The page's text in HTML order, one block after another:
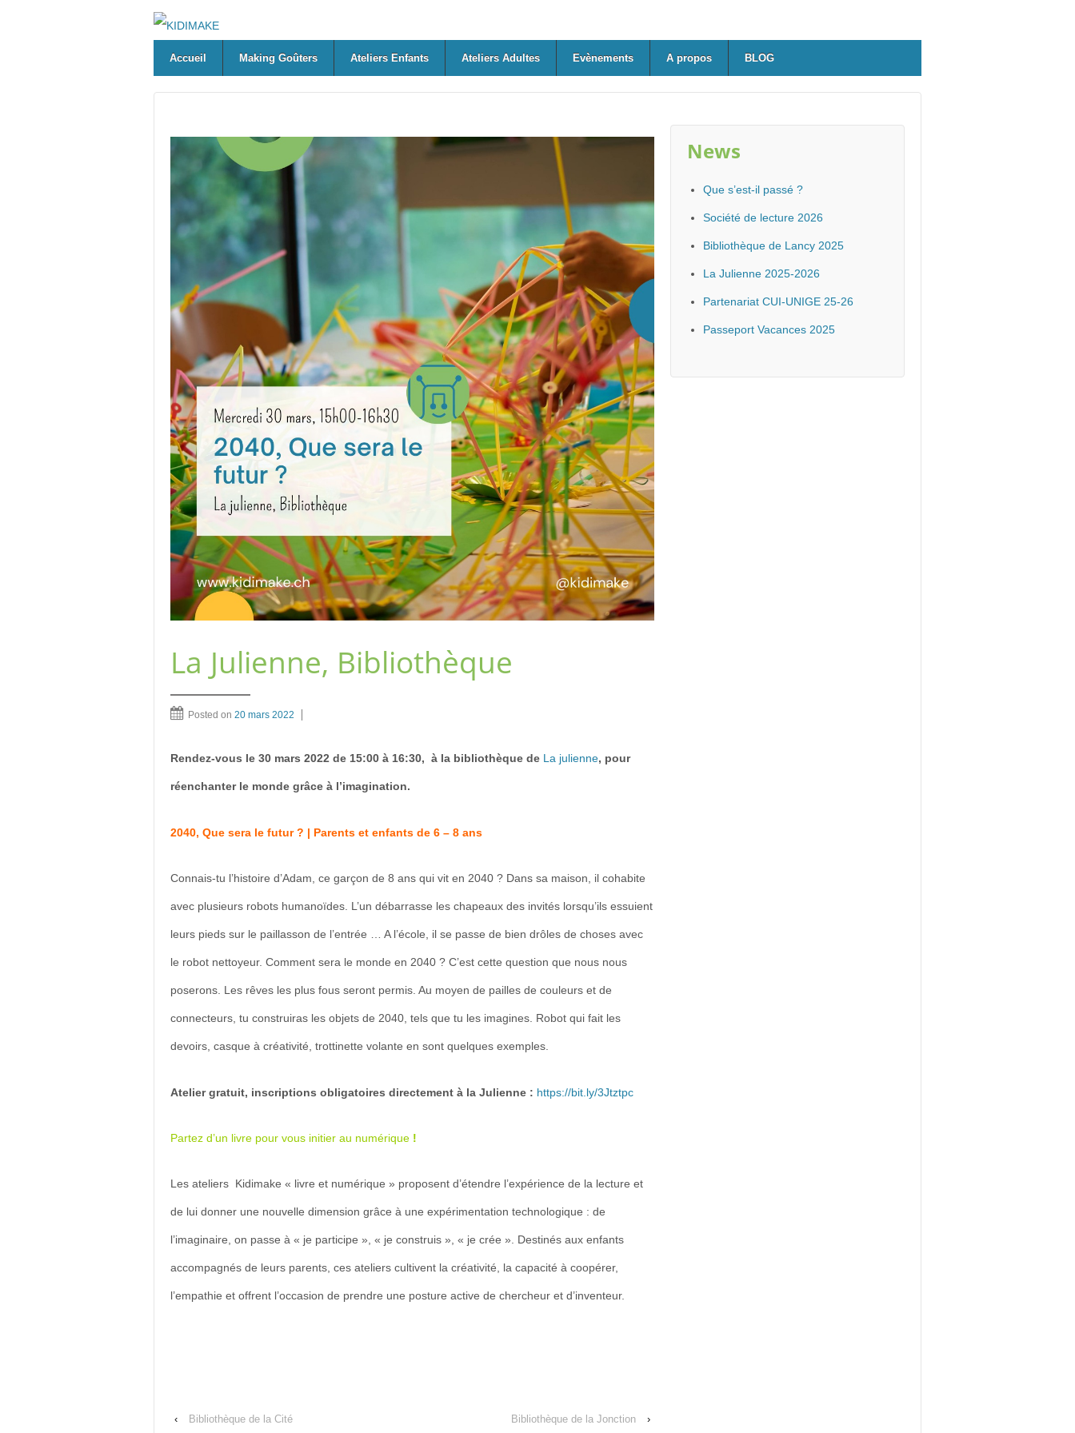
Accueil Making Goûters Ateliers Enfants Ateliers Adultes Evènements A propos BLOG
La Julienne, Bibliothèque
Posted on 20 mars 2022
Rendez-vous le 30 mars 2022 de 15:00 à 16:30, à la bibliothèque de La julienne, pour
réenchanter le monde grâce à l’imagination.
2040, Que sera le futur ? | Parents et enfants de 6 – 8 ans
Connais-tu l’histoire d’Adam, ce garçon de 8 ans qui vit en 2040 ? Dans sa maison, il cohabite
avec plusieurs robots humanoïdes. L’un débarrasse les chapeaux des invités lorsqu’ils essuient
leurs pieds sur le paillasson de l’entrée … A l’école, il se passe de bien drôles de choses avec
le robot nettoyeur. Comment sera le monde en 2040 ? C’est cette question que nous nous
poserons. Les rêves les plus fous seront permis. Au moyen de pailles de couleurs et de
connecteurs, tu construiras les objets de 2040, tels que tu les imagines. Robot qui fait les
devoirs, casque à créativité, trottinette volante en sont quelques exemples.
Atelier gratuit, inscriptions obligatoires directement à la Julienne : https://bit.ly/3Jtztpc
Partez d’un livre pour vous initier au numérique !
Les ateliers Kidimake « livre et numérique » proposent d’étendre l’expérience de la lecture et
de lui donner une nouvelle dimension grâce à une expérimentation technologique : de
l’imaginaire, on passe à « je participe », « je construis », « je crée ». Destinés aux enfants
accompagnés de leurs parents, ces ateliers cultivent la créativité, la capacité à coopérer,
l’empathie et offrent l’occasion de prendre une posture active de chercheur et d’inventeur.
‹ Bibliothèque de la Cité Bibliothèque de la Jonction ›
News
Que s’est-il passé ?
Société de lecture 2026
Bibliothèque de Lancy 2025
La Julienne 2025-2026
Partenariat CUI-UNIGE 25-26
Passeport Vacances 2025